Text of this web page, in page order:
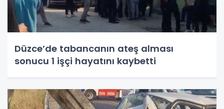
Düzce’de tabancanın ateş alması
sonucu 1 işçi hayatını kaybetti